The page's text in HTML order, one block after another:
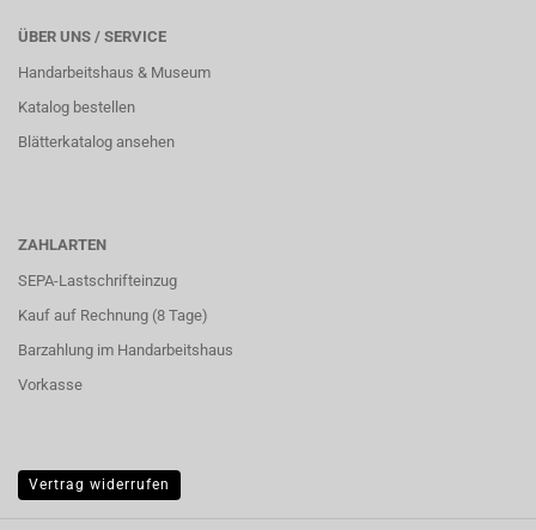
ÜBER UNS / SERVICE
Handarbeitshaus & Museum
Katalog bestellen
Blätterkatalog ansehen
ZAHLARTEN
SEPA-Lastschrifteinzug
Kauf auf Rechnung (8 Tage)
Barzahlung im Handarbeitshaus
Vorkasse
Vertrag widerrufen